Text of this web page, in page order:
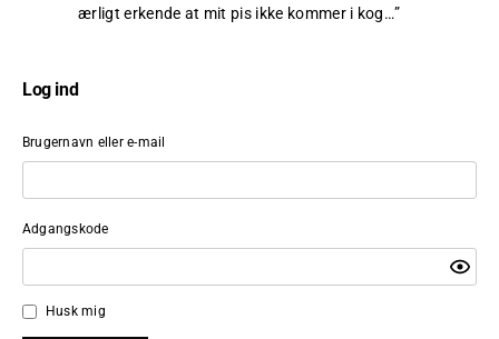
ærligt erkende at mit pis ikke kommer i kog…”
Log ind
Brugernavn eller e-mail
Adgangskode
Husk mig